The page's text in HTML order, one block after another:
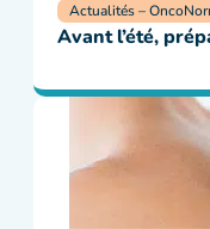
Actualités –
Avant l’été,